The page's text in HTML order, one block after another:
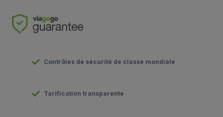
Contrôles de sécurité de classe mondiale
Tarification transparente